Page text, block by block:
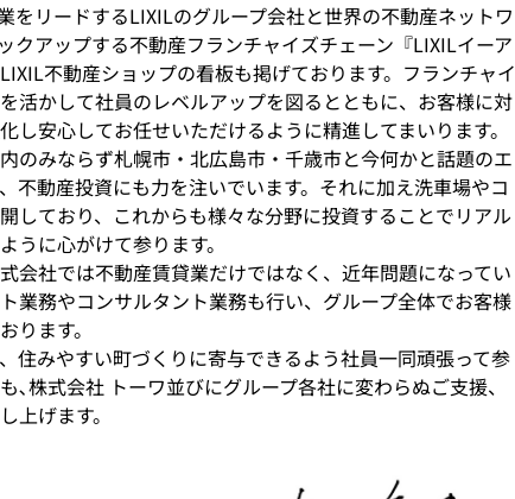
リードするLIXILのグループ会社と世界の不動産ネットワ
クアップする不動産フランチャイズチェーン『LIXILイーア
不動産ショップの看板も掲げております。フランチャイ
活かして社員のレベルアップを図るとともに、お客様に対
し安心してお任せいただけるように精進してまいります。
のみならず札幌市・北広島市・千歳市と今何かと話題のエ
不動産投資にも力を注いでいます。それに加え洗車場やコ
しており、これからも様々な分野に投資することでリアル
うに心がけて参ります。
会社では不動産賃貸業だけではなく、近年問題になってい
業務やコンサルタント業務も行い、グループ全体でお客様
ります。
住みやすい町づくりに寄与できるよう社員一同頑張って参
､株式会社 トーワ並びにグループ各社に変わらぬご支援、
上げます。